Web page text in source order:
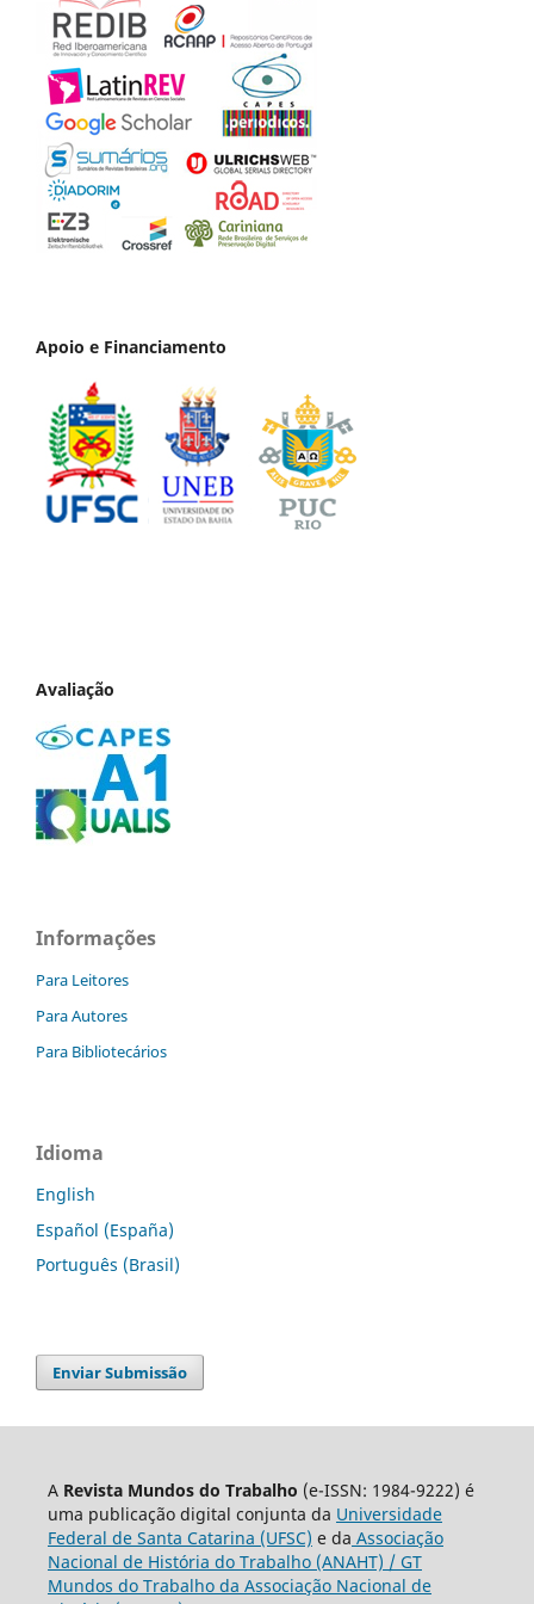
Apoio e Financiamento
Avaliação
Informações
Para Leitores
Para Autores
Para Bibliotecários
Idioma
English
Español (España)
Português (Brasil)
Enviar Submissão
A Revista Mundos do Trabalho (e-ISSN: 1984-9222) é
uma publicação digital conjunta da Universidade
Federal de Santa Catarina (UFSC) e da Associação
Nacional de História do Trabalho (ANAHT) / GT
Mundos do Trabalho da Associação Nacional de